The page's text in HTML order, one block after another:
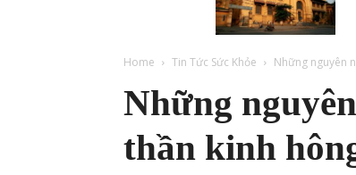
Home Tin Tức Sức Khỏe Những nguyên
Những
thần kinh